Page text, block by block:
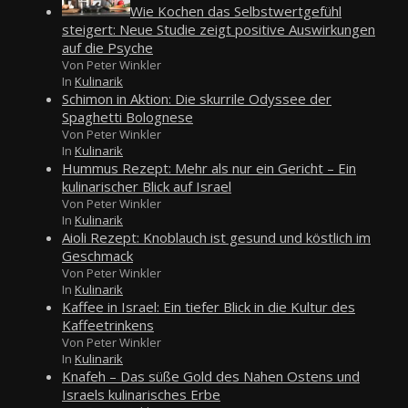
Wie Kochen das Selbstwertgefühl
steigert: Neue Studie zeigt positive Auswirkungen
auf die Psyche
Von Peter Winkler
In Kulinarik
Schimon in Aktion: Die skurrile Odyssee der
Spaghetti Bolognese
Von Peter Winkler
In Kulinarik
Hummus Rezept: Mehr als nur ein Gericht – Ein
kulinarischer Blick auf Israel
Von Peter Winkler
In Kulinarik
Aioli Rezept: Knoblauch ist gesund und köstlich im
Geschmack
Von Peter Winkler
In Kulinarik
Kaffee in Israel: Ein tiefer Blick in die Kultur des
Kaffeetrinkens
Von Peter Winkler
In Kulinarik
Knafeh – Das süße Gold des Nahen Ostens und
Israels kulinarisches Erbe